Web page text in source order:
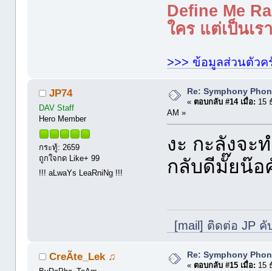
Define Me
ใคร แต่เป็นเ
>>> ข้อมูลส่วนตัวค
JP74
DAV Staff
Hero Member
กระทู้: 2659
ถูกใจกด Like+ 99
!!! aLwaYs LeaRniNg !!!
Re: Symphony
« ตอบกลับ #14 เมื่อ: 15
AM »
งะ กะลังจะ
กลับดีมั๊ยน๊อ
[mail] ติดต่อ JP คั
CreÃte_Lek ♫ Re: Symphony
« ตอบกลับ #15 เมื่อ: 15